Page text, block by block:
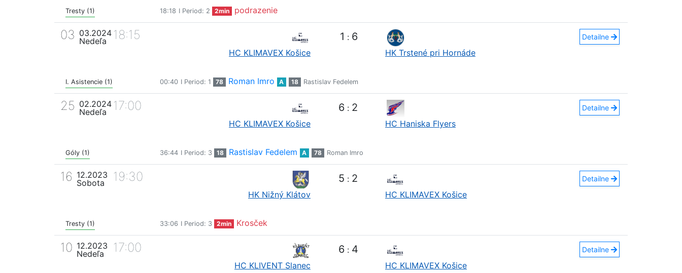
Tresty (1) 18:18 I Period: 2 2min podrazenie
03 03.2024
Nedeľa
18:15
HC KLIMAVEX Košice
1 : 6
HK Trstené pri Hornáde
Detailne
I. Asistencie (1) 00:40 I Period: 1 78 Roman Imro A 18 Rastislav Fedelem
25 02.2024
Nedeľa
17:00
HC KLIMAVEX Košice
6 : 2
HC Haniska Flyers
Detailne
Góly (1) 36:44 I Period: 3 18 Rastislav Fedelem A 78 Roman Imro
16 12.2023
Sobota
19:30
HK Nižný Klátov
5 : 2
HC KLIMAVEX Košice
Detailne
Tresty (1) 33:06 I Period: 3 2min Krosček
10 12.2023
Nedeľa
17:00
HC KLIVENT Slanec
6 : 4
HC KLIMAVEX Košice
Detailne